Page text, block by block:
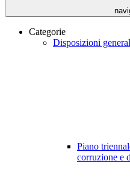
Categorie
Disposizioni
Piano
corruzione e